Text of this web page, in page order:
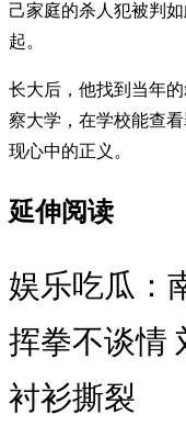
己家庭的杀人犯被判
起。
长大后，他找到当年
察大学，在学校能查
现心中的正义。
延伸阅读
娱乐吃瓜：
挥拳不谈情
衬衫撕裂